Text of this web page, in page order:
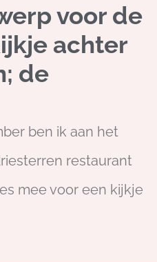
voor de
achter
de
ben ik aan het
restaurant
mee voor een kijkje